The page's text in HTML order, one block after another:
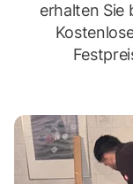
erhalten Sie